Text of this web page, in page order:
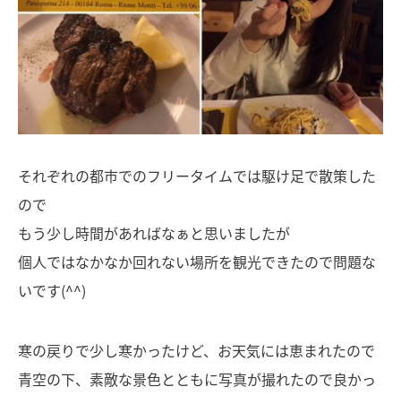
それぞれの都市でのフリータイムでは駆け足で散策した
ので
もう少し時間があればなぁと思いましたが
個人ではなかなか回れない場所を観光できたので問題な
いです(^^)
寒の戻りで少し寒かったけど、お天気には恵まれたので
青空の下、素敵な景色とともに写真が撮れたので良かっ